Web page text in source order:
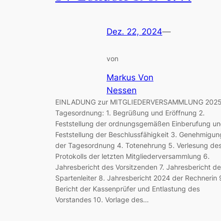
Dez. 22, 2024—
von
Markus Von
Nessen
EINLADUNG zur MITGLIEDERVERSAMMLUNG 2025
Tagesordnung: 1. Begrüßung und Eröffnung 2.
Feststellung der ordnungsgemäßen Einberufung
Feststellung der Beschlussfähigkeit 3.
der Tagesordnung 4. Totenehrung 5. Verlesung
Protokolls der letzten Mitgliederversammlung 6.
Jahresbericht des Vorsitzenden 7. Jahresbericht
Spartenleiter 8. Jahresbericht 2024 der Rechnerin
Bericht der Kassenprüfer und Entlastung des
Vorstandes 10. Vorlage des…